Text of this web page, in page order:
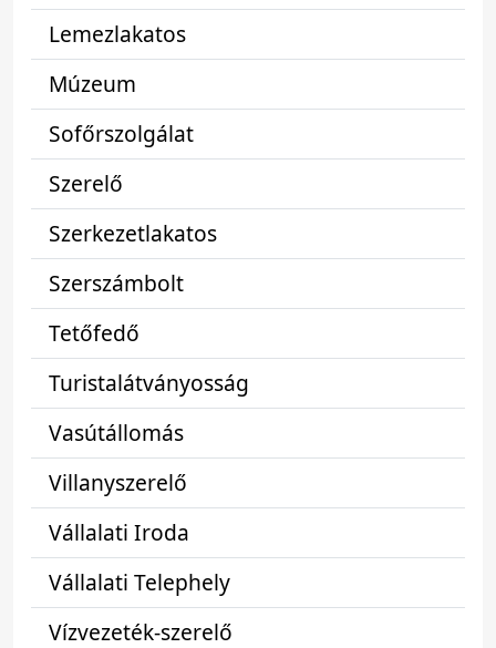
Lemezlakatos
Múzeum
Sofőrszolgálat
Szerelő
Szerkezetlakatos
Szerszámbolt
Tetőfedő
Turistalátványosság
Vasútállomás
Villanyszerelő
Vállalati Iroda
Vállalati Telephely
Vízvezeték-szerelő